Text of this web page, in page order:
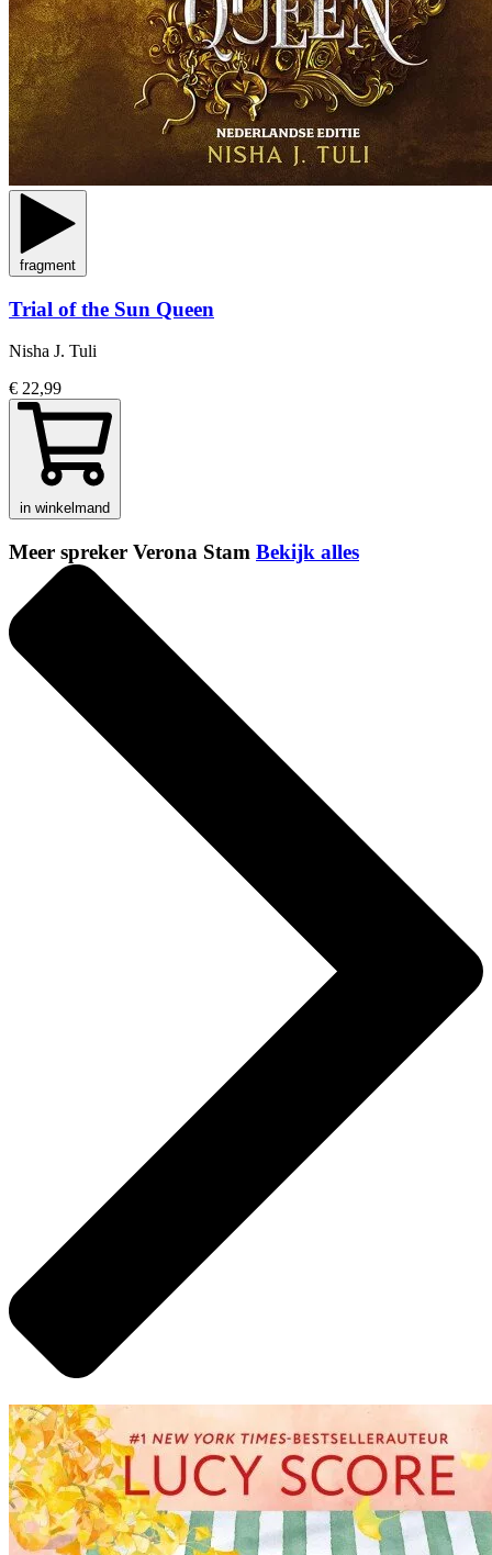
fragment
Trial of the Sun Queen
Nisha J. Tuli
€ 22,99
in winkelmand
Meer spreker Verona Stam Bekijk alles